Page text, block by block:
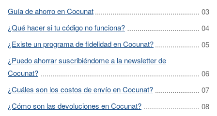
Guía de ahorro en Cocunat
¿Qué hacer si tu código no funciona?
¿Existe un programa de fidelidad en Cocunat?
¿Puedo ahorrar suscribiéndome a la newsletter de
Cocunat?
¿Cuáles son los costos de envío en Cocunat?
¿Cómo son las devoluciones en Cocunat?